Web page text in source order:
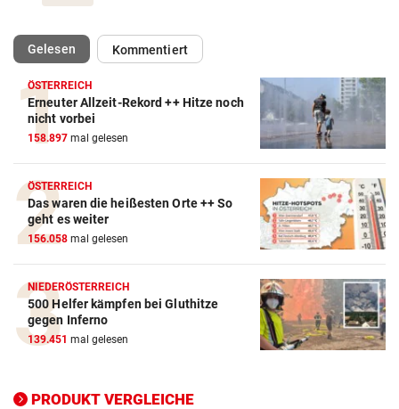
Gelesen(ausgewählt)Kommentiert
ÖSTERREICH
Erneuter Allzeit-Rekord ++ Hitze noch
nicht vorbei
158.897 mal gelesen
ÖSTERREICH
Das waren die heißesten Orte ++ So
geht es weiter
156.058 mal gelesen
NIEDERÖSTERREICH
500 Helfer kämpfen bei Gluthitze
gegen Inferno
139.451 mal gelesen
PRODUKT VERGLEICHE
Action-Cam Vergleich
ZUM VERGLEICH
Crosstrainer Vergleich
ZUM VERGLEICH
E-Bike Vergleich
ZUM VERGLEICH
Elektro-Scooter Vergleich
ZUM VERGLEICH
ZUM VERGLEICH